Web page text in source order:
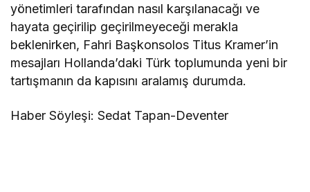
yönetimleri tarafından nasıl karşılanacağı ve
hayata geçirilip geçirilmeyeceği merakla
beklenirken, Fahri Başkonsolos Titus Kramer’in
mesajları Hollanda’daki Türk toplumunda yeni bir
tartışmanın da kapısını aralamış durumda.
Haber Söyleşi: Sedat Tapan-Deventer